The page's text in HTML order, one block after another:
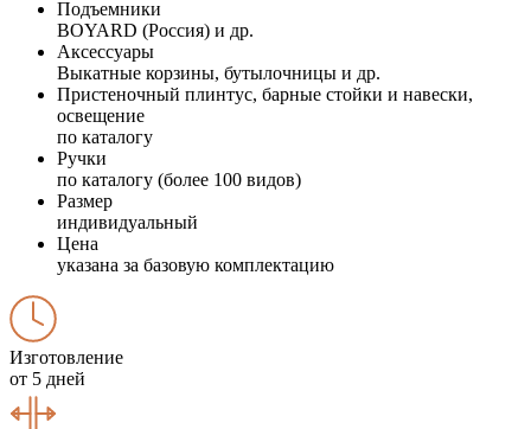
Подъемники
BOYARD (Россия) и др.
Аксессуары
Выкатные корзины, бутылочницы и др.
Пристеночный плинтус, барные стойки и навески,
освещение
по каталогу
Ручки
по каталогу (более 100 видов)
Размер
индивидуальный
Цена
указана за базовую комплектацию
Изготовление
от 5 дней